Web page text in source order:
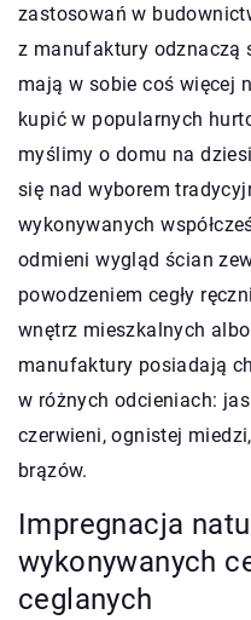
zastosowań w
z manufaktury odznaczą
mają w sobie coś więcej
kupić w popularnych
myślimy o domu na
się nad wyborem
wykonywanych
odmieni wygląd ścian
powodzeniem cegły
wnętrz mieszkalnych
manufaktury posiadają
w różnych odcieniach:
czerwieni, ognistej
brązów.
Impregnacja
wykonywanych
ceglanych